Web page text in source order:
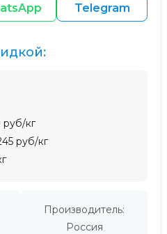
Telegram
Производитель:
Россия
руб/кг
руб/кг